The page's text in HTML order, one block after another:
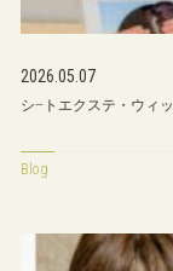
2026.05.07
シ−トエクステ・ウィ
Blog